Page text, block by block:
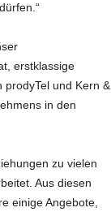
erstklassige
und Kern &
in den
zu vielen
Aus diesen
einige Angebote,